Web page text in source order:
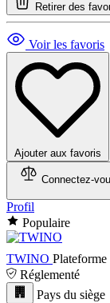
Retirer des
Voir les favoris
Ajouter aux favoris
Connectez-
Profil
Populaire
TWINO
Réglementé
Pays du siège